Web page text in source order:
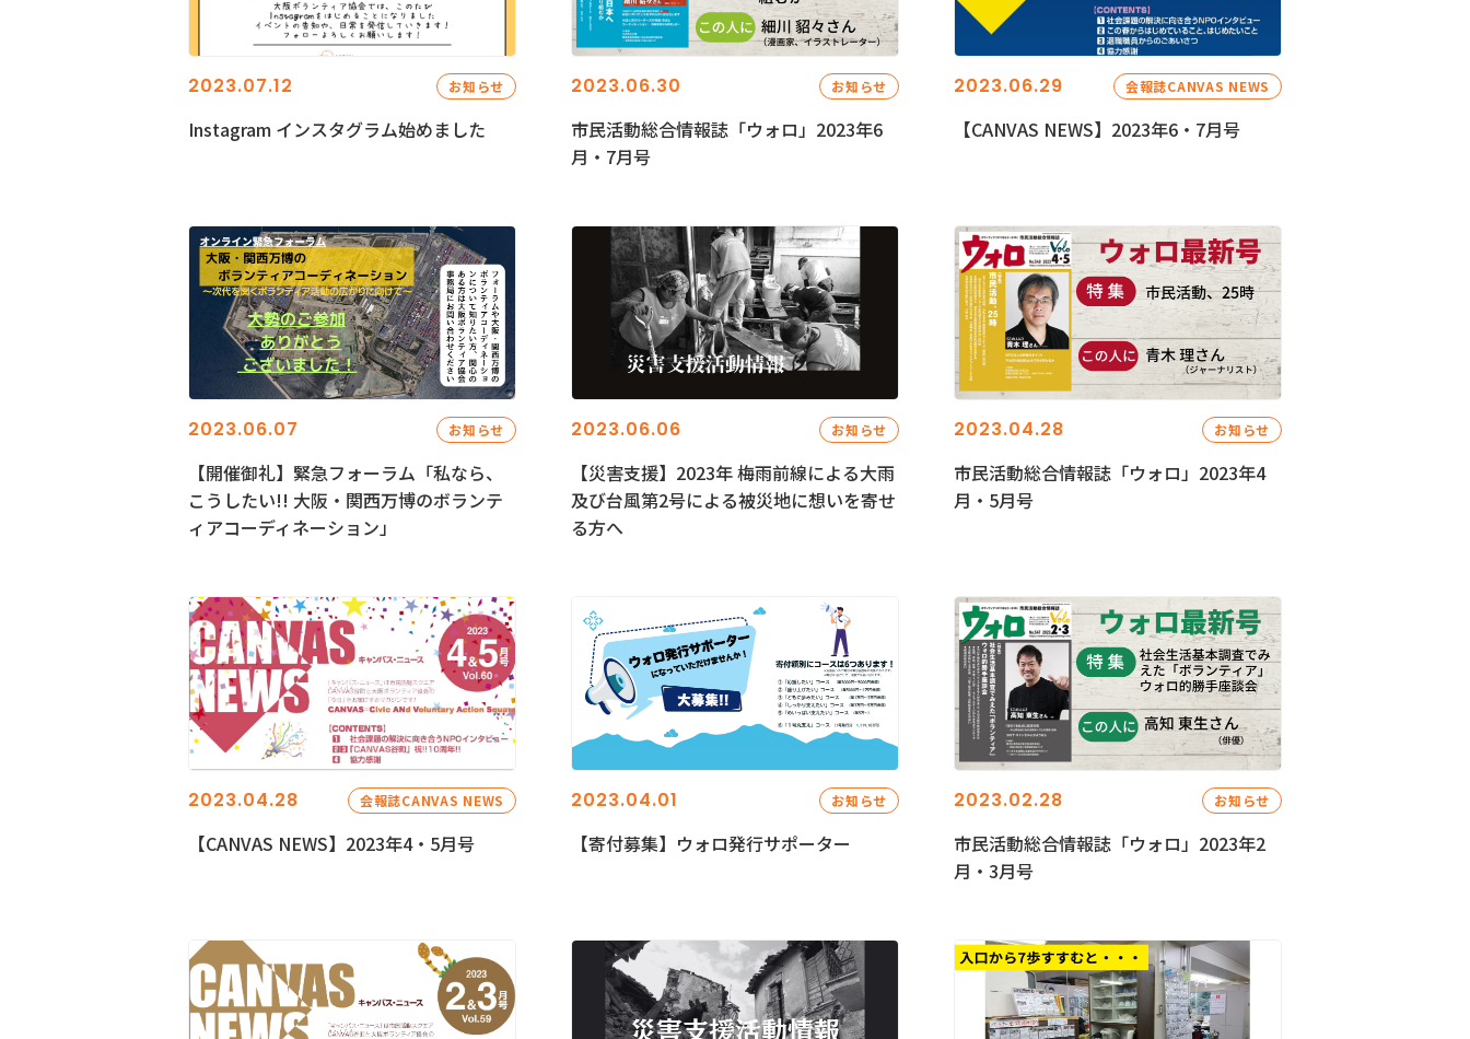
2023.07.12 お知らせ
Instagram インスタグラム始めました
2023.06.30 お知らせ
市民活動総合情報誌「ウォロ」2023年6
月・7月号
2023.06.29 会報誌CANVAS NEWS
【CANVAS NEWS】2023年6・7月号
2023.06.07 お知らせ
【開催御礼】緊急フォーラム「私なら、
こうしたい!! 大阪・関西万博のボランテ
ィアコーディネーション」
2023.06.06 お知らせ
【災害支援】2023年 梅雨前線による大雨
及び台風第2号による被災地に想いを寄せ
る方へ
2023.04.28 お知らせ
市民活動総合情報誌「ウォロ」2023年4
月・5月号
2023.04.28 会報誌CANVAS NEWS
【CANVAS NEWS】2023年4・5月号
2023.04.01 お知らせ
【寄付募集】ウォロ発行サポーター
2023.02.28 お知らせ
市民活動総合情報誌「ウォロ」2023年2
月・3月号